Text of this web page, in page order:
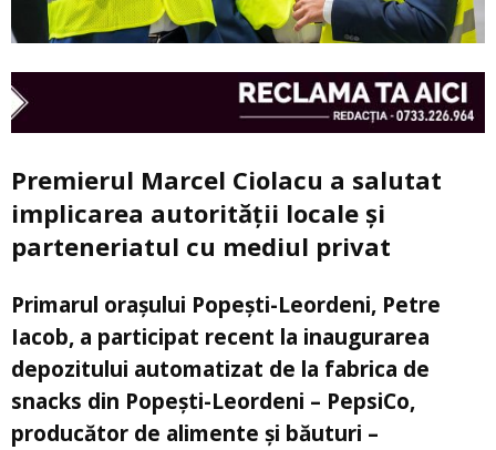
Premierul Marcel Ciolacu a salutat
implicarea autorității locale și
parteneriatul cu mediul privat
Primarul orașului Popești-Leordeni, Petre
Iacob, a participat recent la inaugurarea
depozitului automatizat de la fabrica de
snacks din Popești-Leordeni – PepsiCo,
producător de alimente și băuturi –